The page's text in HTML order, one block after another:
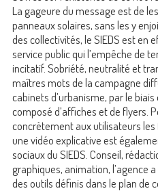
La gageure du message est de
panneaux solaires, sans les y
des collectivités, le SIEDS est en
service public qui l’empêche de
incitatif. Sobriété, neutralité et
maîtres mots de la campagne
cabinets d’urbanisme, par le
composé d’affiches et de flyers.
concrètement aux utilisateurs les
une vidéo explicative est
sociaux du SIEDS. Conseil,
graphiques, animation, l’agence
des outils définis dans le plan de